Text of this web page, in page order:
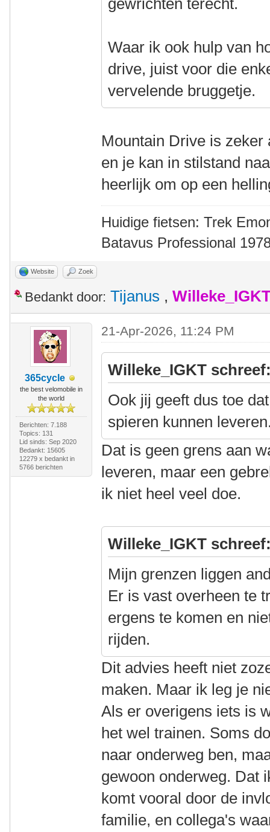
gewrichten terecht.
Waar ik ook hulp van
drive, juist voor die
vervelende bruggetje.
Mountain Drive is
en je kan in stilstand
heerlijk om op een
Huidige fietsen: Trek
Batavus Professional
Website Zoek
Bedankt door: Tijanus ,
365cycle
the best velomobile in
the world
Berichten: 7.188
Topics: 131
Lid sinds: Sep 2020
Bedankt: 15605
12279 x bedankt in
5766 berichten
21-Apr-2026, 11:24 PM
Willeke_IGKT
Ook jij geeft dus toe
spieren kunnen
Dat is geen grens aan
leveren, maar een
ik niet heel veel doe.
Willeke_IGKT
Mijn grenzen liggen
Er is vast overheen te
ergens te komen en
rijden.
Dit advies heeft niet
maken. Maar ik leg je
Als er overigens iets is
het wel trainen. Soms
naar onderweg ben,
gewoon onderweg. Dat
komt vooral door de
familie, en collega's